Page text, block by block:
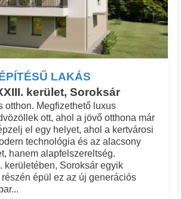
LAKÁS
kerület, Soroksár
otthon. Megfizethető luxus
ott, ahol a jövő otthona már
el egy helyet, ahol a kertvárosi
technológia és az alacsony
hanem alapfelszereltség.
kerületében, Soroksár egyik
részén épül ez az új generációs